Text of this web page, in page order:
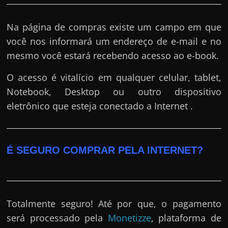
Na página de compras existe um campo em que
você nos informará um endereço de e-mail e no
mesmo você estará recebendo acesso ao e-book.
O acesso é vitalício em qualquer celular, tablet,
Notebook, Desktop ou outro dispositivo
eletrônico que esteja conectado a Internet .
É SEGURO COMPRAR PELA INTERNET?
Totalmente seguro! Até por que, o pagamento
será processado pela Monetizze, plataforma de